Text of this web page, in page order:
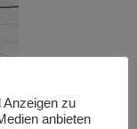
Anzeigen zu
anbieten